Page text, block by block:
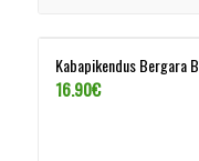
Kabapikendus Bergara
16.90€